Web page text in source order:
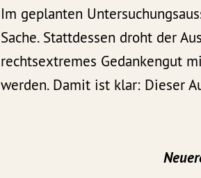
Im geplanten
Sache. Stattdessen droht der
rechtsextremes Gedankengut
werden. Damit ist klar: Dieser